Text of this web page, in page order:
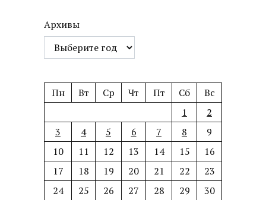
Архивы
Пн Вт Ср Чт Пт Сб
Вс
1
2
3
4 5 6 7 8
9
10
11 12 13 14 15
16
17
18 19 20 21 22
23
24
25 26 27 28 29
30